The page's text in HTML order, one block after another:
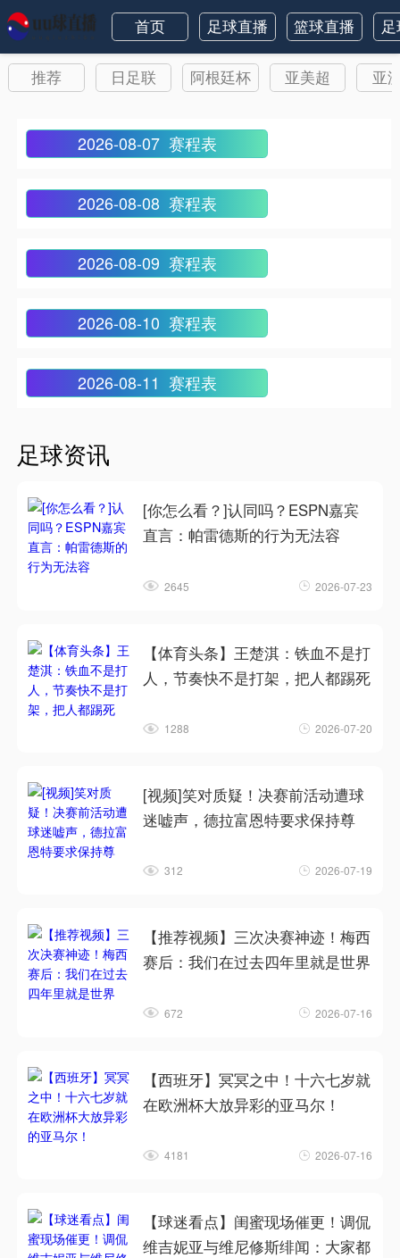
首页 足球直播 篮球直播
推荐 日足联 阿根廷杯 亚美超 亚
2026-08-07 赛程表
2026-08-08 赛程表
2026-08-09 赛程表
2026-08-10 赛程表
2026-08-11 赛程表
足球资讯
[你怎么看？]认同吗？ESPN嘉宾
直言：帕雷德斯的行为无法容
2645 2026-07-23
【体育头条】王楚淇：铁血不是打
人，节奏快不是打架，把人都踢死
1288 2026-07-20
[视频]笑对质疑！决赛前活动遭球
迷嘘声，德拉富恩特要求保持尊
312 2026-07-19
【推荐视频】三次决赛神迹！梅西
赛后：我们在过去四年里就是世界
672 2026-07-16
【西班牙】冥冥之中！十六七岁就
在欧洲杯大放异彩的亚马尔！
4181 2026-07-16
【球迷看点】闺蜜现场催更！调侃
维吉妮亚与维尼修斯绯闻：大家都